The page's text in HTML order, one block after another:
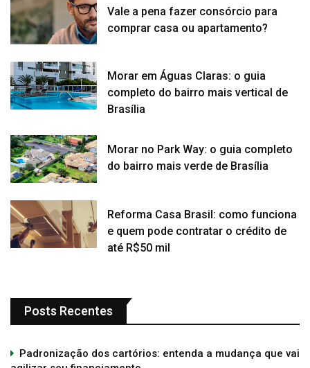
Vale a pena fazer consórcio para
comprar casa ou apartamento?
Morar em Águas Claras: o guia
completo do bairro mais vertical de
Brasília
Morar no Park Way: o guia completo
do bairro mais verde de Brasília
Reforma Casa Brasil: como funciona
e quem pode contratar o crédito de
até R$50 mil
Posts Recentes
Padronização dos cartórios: entenda a mudança que vai